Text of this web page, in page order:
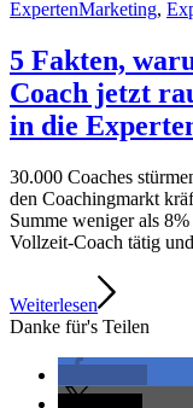
ExpertenMarketing,
5 Fakten,
Coach jetzt
in die
30.000 Coaches
den Coachingmarkt
Summe weniger als
Vollzeit-Coach tätig
Weiterlesen
Danke für's Teilen